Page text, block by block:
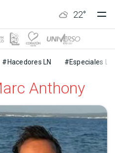
22°
#Hacedores LN #Especiales LN
Anthony